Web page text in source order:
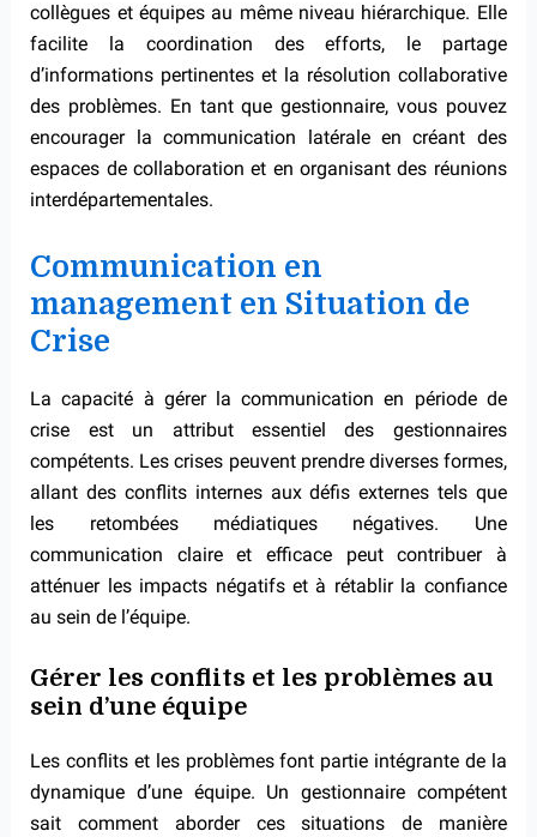
collègues et équipes au même niveau hiérarchique. Elle
facilite la coordination des efforts, le partage
d’informations pertinentes et la résolution collaborative
des problèmes. En tant que gestionnaire, vous pouvez
encourager la communication latérale en créant des
espaces de collaboration et en organisant des réunions
interdépartementales.
Communication en
management en Situation de
Crise
La capacité à gérer la communication en période de
crise est un attribut essentiel des gestionnaires
compétents. Les crises peuvent prendre diverses formes,
allant des conflits internes aux défis externes tels que
les retombées médiatiques négatives. Une
communication claire et efficace peut contribuer à
atténuer les impacts négatifs et à rétablir la confiance
au sein de l’équipe.
Gérer les conflits et les problèmes au
sein d’une équipe
Les conflits et les problèmes font partie intégrante de la
dynamique d’une équipe. Un gestionnaire compétent
sait comment aborder ces situations de manière